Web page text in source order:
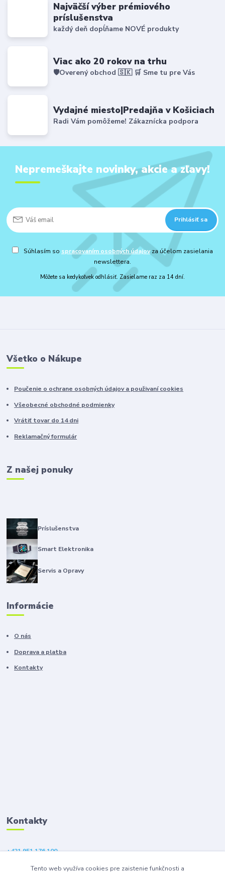
Najväčší výber prémiového
príslušenstva
každý deň dopĺňame NOVÉ produkty
Viac ako 20 rokov na trhu
🛡️Overený obchod 🇸🇰 🛒 Sme tu pre Vás
Vydajné miesto|Predajňa v Košiciach
Radi Vám pomôžeme! Zákaznícka podpora
Nepremeškajte novinky, akcie a zľavy!
Prihlásiť sa
Súhlasím so spracovaním osobných údajovza účelom zasielania
newslettera.
Môžete sa kedykoľvek odhlásiť. Zasielame raz za 14 dní.
Všetko o Nákupe
Poučenie o ochrane osobných údajov a použivaní cookies
Všeobecné obchodné podmienky
Vrátiť tovar do 14 dni
Reklamačný formulár
Z našej ponuky
Príslušenstva
Smart Elektronika
Servis a Opravy
Informácie
O nás
Doprava a platba
Kontakty
Kontakty
+421 951 176 100
Tento web využíva cookies pre zaistenie funkčnosti a